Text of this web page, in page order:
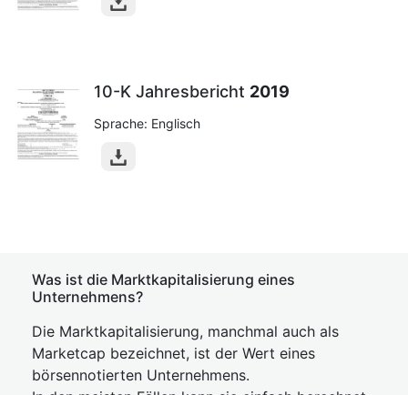
10-K Jahresbericht 2019
Sprache: Englisch
Was ist die Marktkapitalisierung eines
Unternehmens?
Die Marktkapitalisierung, manchmal auch als
Marketcap bezeichnet, ist der Wert eines
börsennotierten Unternehmens.